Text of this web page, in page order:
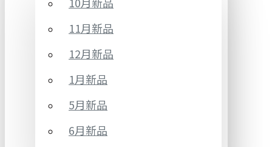
11月新品
12月新品
1月新品
5月新品
6月新品